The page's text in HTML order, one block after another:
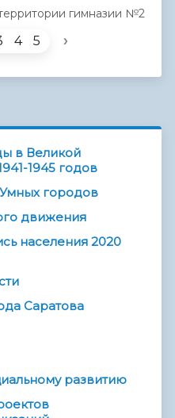
гимназии №2
4 5 ›
в Великой
1945 годов
городов
движения
населения 2020
Саратова
развитию